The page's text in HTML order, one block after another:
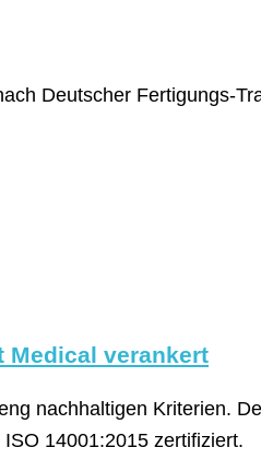
Deutscher Fertigungs-
Medical verankert
nachhaltigen Kriterien.
14001:2015 zertifiziert.